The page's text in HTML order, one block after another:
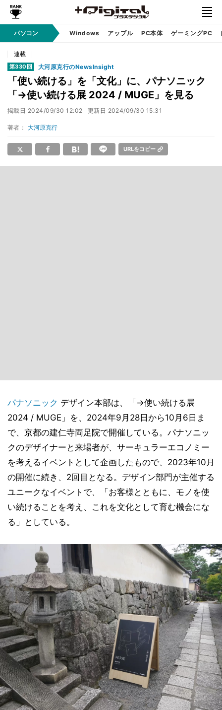
パソコン Windows アップル PC本体 ゲーミングPC
連載
第330回 大河原克行のNewsInsight
「使い続ける」を「文化」に、パナソニック
「→使い続ける展 2024 / MUGE」を見る
掲載日 2024/09/30 12:02 更新日 2024/09/30 15:31
著者： 大河原克行
URLをコピー
パナソニック デザイン本部は、「→使い続ける展
2024 / MUGE」を、2024年9月28日から10月6日ま
で、京都の建仁寺両足院で開催している。パナソニッ
クのデザイナーと来場者が、サーキュラーエコノミー
を考えるイベントとして企画したもので、2023年10月
の開催に続き、2回目となる。デザイン部門が主催する
ユニークなイベントで、「お客様とともに、モノを使
い続けることを考え、これを文化として育む機会にな
る」としている。